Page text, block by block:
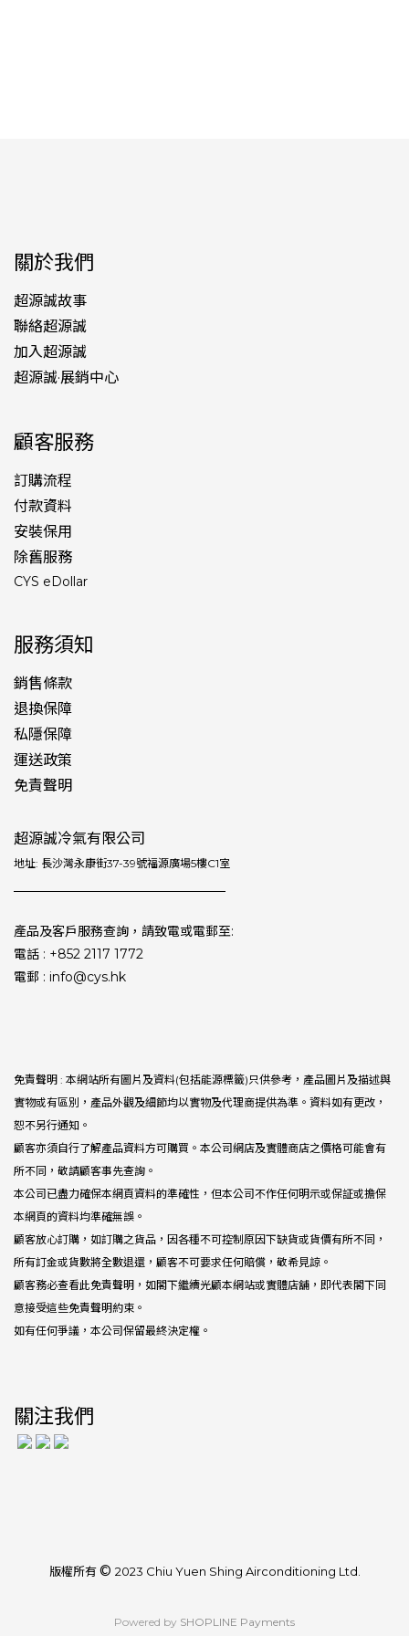
關於我們
超源誠故事
聯絡超源誠
加入超源誠
超源誠·展銷中心
顧客服務
訂購流程
付款資料
安裝保用
除舊服務
CYS eDollar
服務須知
銷售條款
退換保障
私隱保障
運送政策
免責聲明
超源誠冷氣有限公司
地址: 長沙灣永康街37-39號福源廣場5樓C1室
產品及客戶服務查詢，請致電或電郵至:
電話 : +852 2117 1772
電郵 : info@cys.hk
免責聲明 : 本網站所有圖片及資料(包括能源標籤)只供參考，產品圖片及描述與
實物或有區別，產品外觀及細節均以實物及代理商提供為準。資料如有更改，
恕不另行通知。
顧客亦須自行了解產品資料方可購買。本公司網店及實體商店之價格可能會有
所不同，敬請顧客事先查詢。
本公司已盡力確保本網頁資料的準確性，但本公司不作任何明示或保証或擔保
本網頁的資料均準確無誤。
顧客放心訂購，如訂購之貨品，因各種不可控制原因下缺貨或貨價有所不同，
所有訂金或貨數將全數退還，顧客不可要求任何賠償，敬希見諒。
顧客務必查看此免責聲明，如閣下繼續光顧本網站或實體店舖，即代表閣下同
意接受這些免責聲明約束。
如有任何爭議，本公司保留最終決定權。
關注我們
版權所有© 2023 Chiu Yuen Shing Airconditioning Ltd.
Powered by SHOPLINE Payments